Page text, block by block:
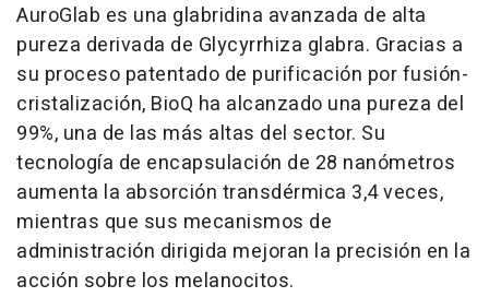
AuroGlab es una glabridina avanzada de alta
pureza derivada de Glycyrrhiza glabra. Gracias a
su proceso patentado de purificación por fusión-
cristalización, BioQ ha alcanzado una pureza del
99%, una de las más altas del sector. Su
tecnología de encapsulación de 28 nanómetros
aumenta la absorción transdérmica 3,4 veces,
mientras que sus mecanismos de
administración dirigida mejoran la precisión en la
acción sobre los melanocitos.